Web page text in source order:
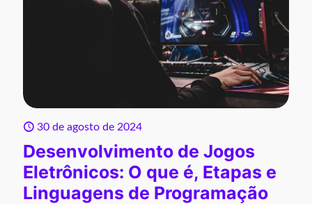
30 de agosto de 2024
Desenvolvimento de Jogos
Eletrônicos: O que é, Etapas e
Linguagens de Programação